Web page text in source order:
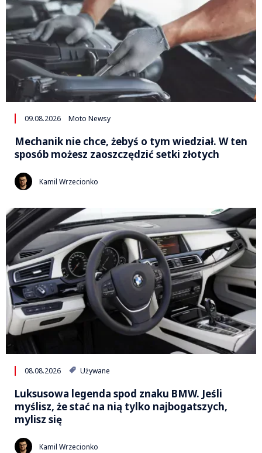
09.08.2026 Moto Newsy
Mechanik nie chce, żebyś o tym wiedział. W ten
sposób możesz zaoszczędzić setki złotych
Kamil Wrzecionko
08.08.2026 Używane
Luksusowa legenda spod znaku BMW. Jeśli
myślisz, że stać na nią tylko najbogatszych,
mylisz się
Kamil Wrzecionko